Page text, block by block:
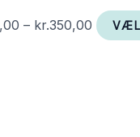
– kr.350,00